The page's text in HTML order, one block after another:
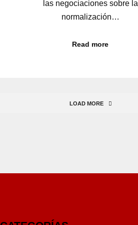
las negociaciones sobre la
normalización…
Read more
LOAD MORE